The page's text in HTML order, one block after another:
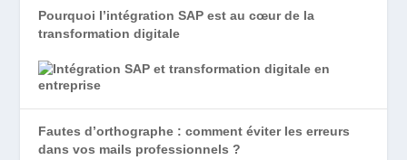
Pourquoi l’intégration SAP est au cœur de la
transformation digitale
Fautes d’orthographe : comment éviter les erreurs
dans vos mails professionnels ?